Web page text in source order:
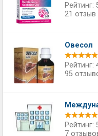
Рейтинг:
21 отзыв
Овесол
Рейтинг:
95
Рейтинг:
7